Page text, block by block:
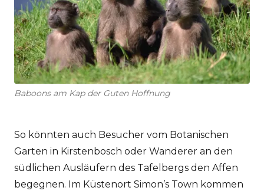
Baboons am Kap der Guten Hoffnung
So könnten auch Besucher vom Botanischen
Garten in Kirstenbosch oder Wanderer an den
südlichen Ausläufern des Tafelbergs den Affen
begegnen. Im Küstenort Simon’s Town kommen